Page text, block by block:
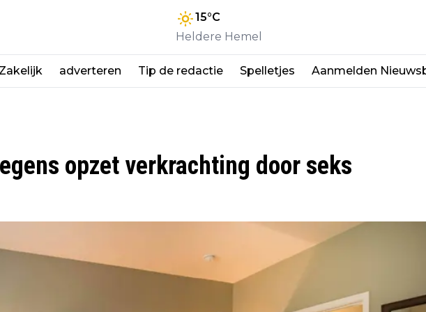
15°C
Heldere Hemel
Zakelijk adverteren Tip de redactie Spelletjes Aanmelden
opzet verkrachting door seks